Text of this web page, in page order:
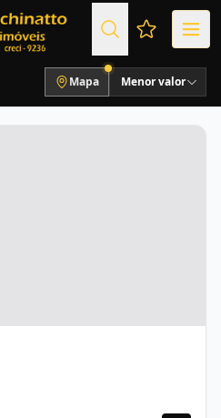
Favoritos
Mapa Menor valor